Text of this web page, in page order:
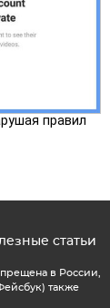
правил
статьи
в России,
также